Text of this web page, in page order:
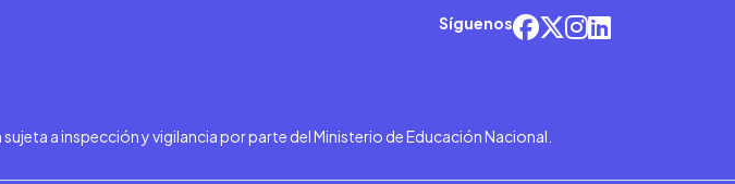
Síguenos
a inspección y vigilancia por parte del Ministerio de Educación Nacional.